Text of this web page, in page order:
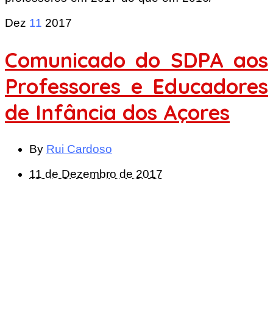
Dez 11 2017
Comunicado do SDPA aos
Professores e Educadores
de Infância dos Açores
By Rui Cardoso
11 de Dezembro de 2017